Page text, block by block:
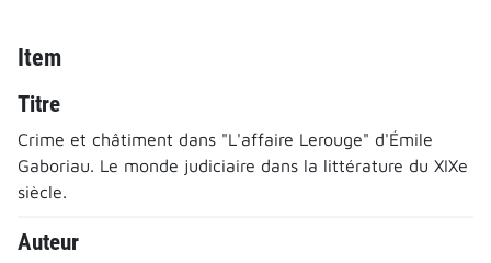
Item
Titre
Crime et châtiment dans "L'affaire Lerouge" d'Émile
Gaboriau. Le monde judiciaire dans la littérature du XIXe
siècle.
Auteur